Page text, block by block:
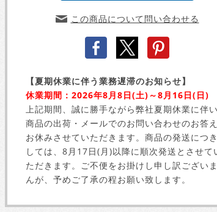
この商品について問い合わせる
【夏期休業に伴う業務遅滞のお知らせ】
休業期間：2026年8月8日(土)～8月16日(日)
上記期間、誠に勝手ながら弊社夏期休業に伴い
商品の出荷・メールでのお問い合わせのお答
お休みさせていただきます。商品の発送につ
しては、8月17日(月)以降に順次発送とさせて
ただきます。ご不便をお掛けし申し訳ござい
んが、予めご了承の程お願い致します。